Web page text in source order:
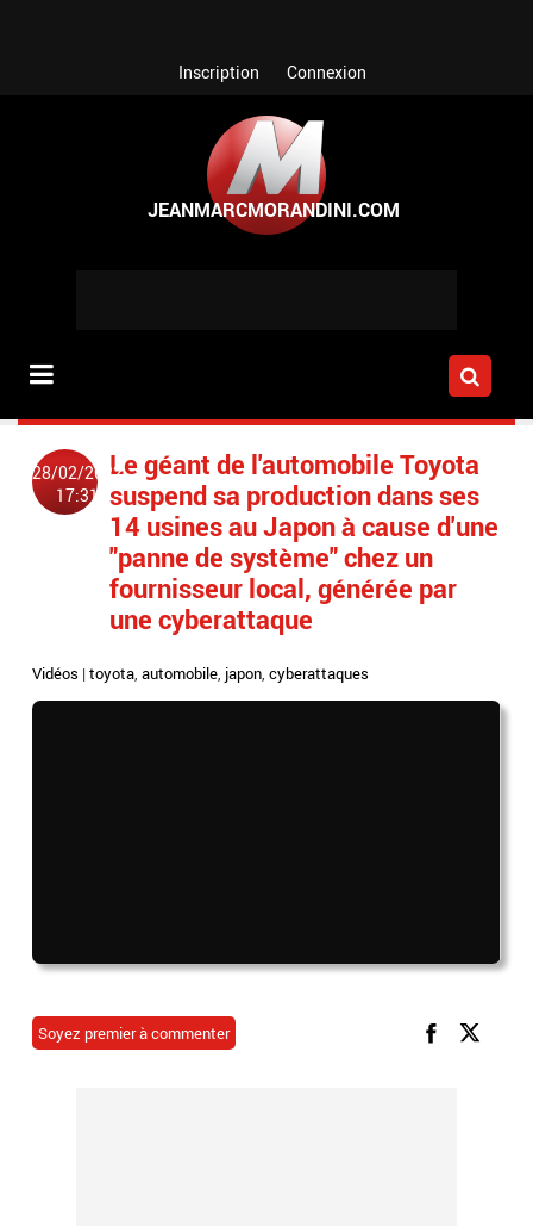
Inscription Connexion
28/02/2022
17:31
Le géant de l'automobile Toyota
suspend sa production dans ses
14 usines au Japon à cause d'une
"panne de système" chez un
fournisseur local, générée par
une cyberattaque
Vidéos |toyota,automobile, japon,cyberattaques
Soyez premier à commenter